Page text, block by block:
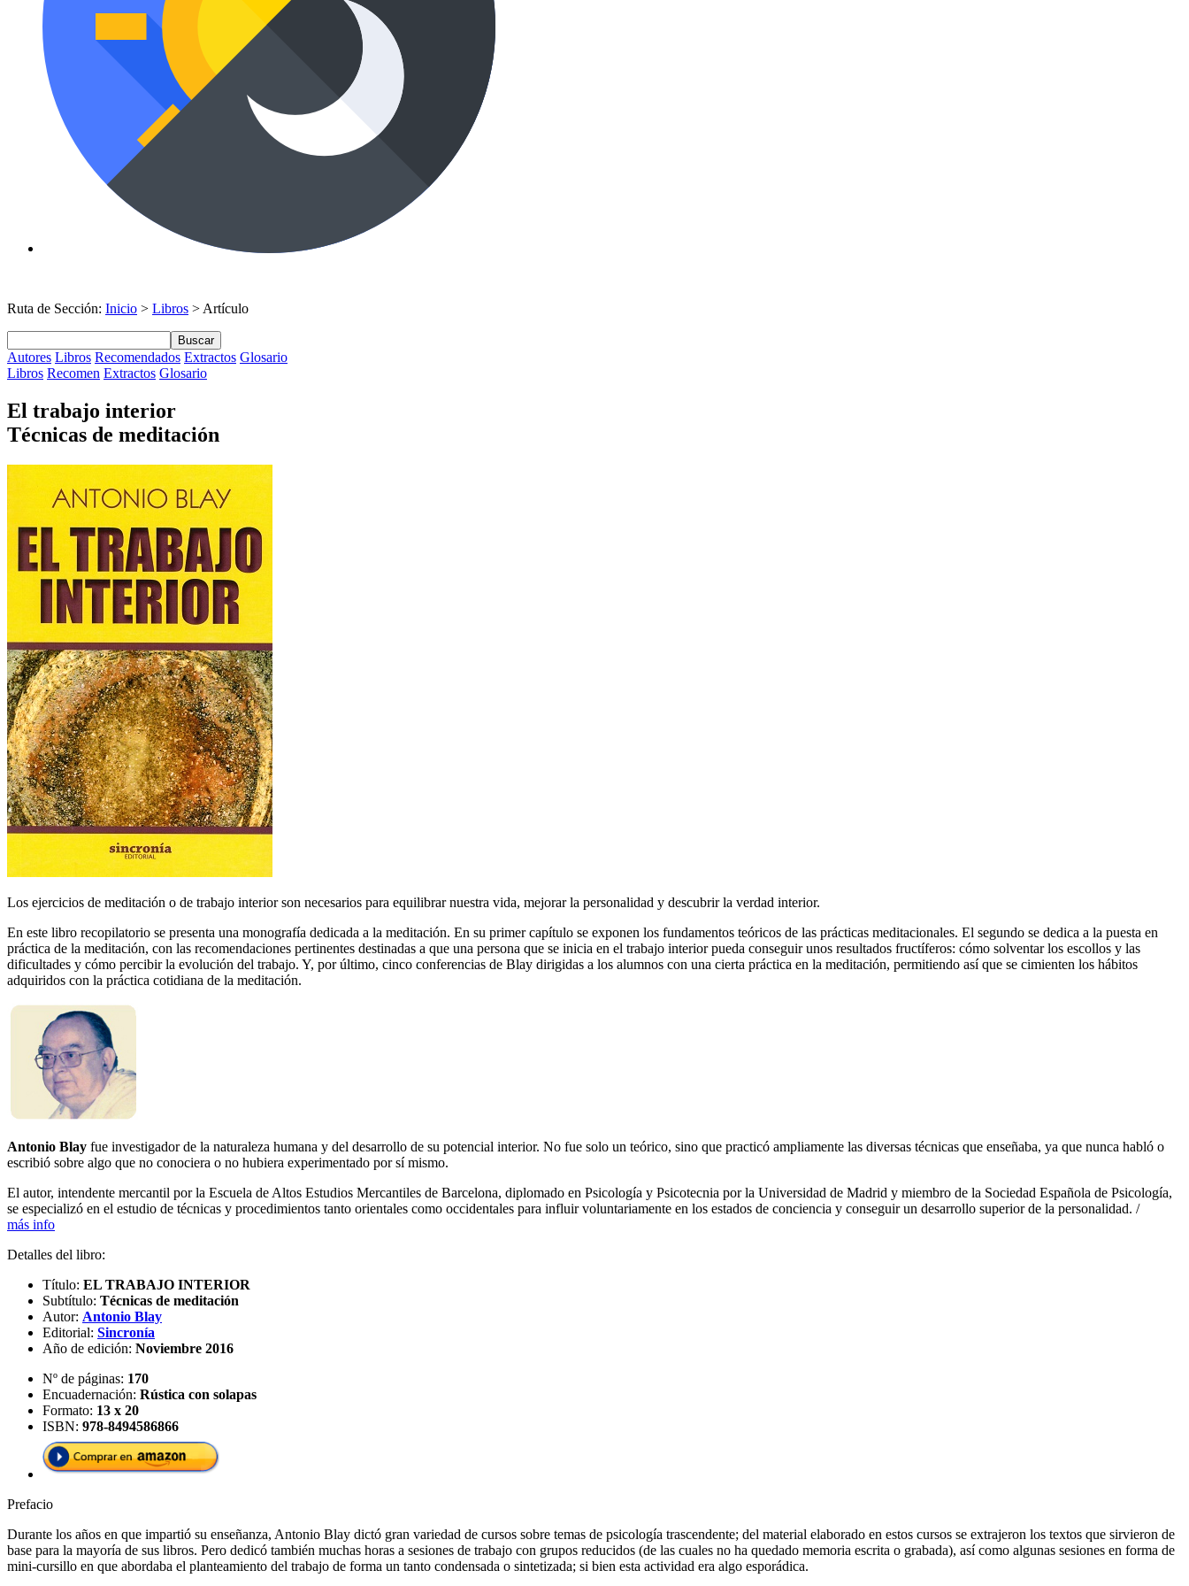
Ruta de Sección: Inicio > Libros > Artículo
Buscar
Autores Libros Recomendados Extractos Glosario
Libros Recomen Extractos Glosario
El trabajo interior
Técnicas de meditación
Los ejercicios de meditación o de trabajo interior son necesarios para equilibrar nuestra vida, mejorar la personalidad y descubrir la verdad interior.
En este libro recopilatorio se presenta una monografía dedicada a la meditación. En su primer capítulo se exponen los fundamentos teóricos de las prácticas meditacionales. El segundo se dedica a la puesta en
práctica de la meditación, con las recomendaciones pertinentes destinadas a que una persona que se inicia en el trabajo interior pueda conseguir unos resultados fructíferos: cómo solventar los escollos y las
dificultades y cómo percibir la evolución del trabajo. Y, por último, cinco conferencias de Blay dirigidas a los alumnos con una cierta práctica en la meditación, permitiendo así que se cimienten los hábitos
adquiridos con la práctica cotidiana de la meditación.
Antonio Blay fue investigador de la naturaleza humana y del desarrollo de su potencial interior. No fue solo un teórico, sino que practicó ampliamente las diversas técnicas que enseñaba, ya que nunca habló o
escribió sobre algo que no conociera o no hubiera experimentado por sí mismo.
El autor, intendente mercantil por la Escuela de Altos Estudios Mercantiles de Barcelona, diplomado en Psicología y Psicotecnia por la Universidad de Madrid y miembro de la Sociedad Española de Psicología,
se especializó en el estudio de técnicas y procedimientos tanto orientales como occidentales para influir voluntariamente en los estados de conciencia y conseguir un desarrollo superior de la personalidad. /
más info
Detalles del libro:
Título: EL TRABAJO INTERIOR
Subtítulo: Técnicas de meditación
Autor: Antonio Blay
Editorial: Sincronía
Año de edición: Noviembre 2016
Nº de páginas: 170
Encuadernación: Rústica con solapas
Formato: 13 x 20
ISBN: 978-8494586866
Prefacio
Durante los años en que impartió su enseñanza, Antonio Blay dictó gran variedad de cursos sobre temas de psicología trascendente; del material elaborado en estos cursos se extrajeron los textos que sirvieron de
base para la mayoría de sus libros. Pero dedicó también muchas horas a sesiones de trabajo con grupos reducidos (de las cuales no ha quedado memoria escrita o grabada), así como algunas sesiones en forma de
mini-cursillo en que abordaba el planteamiento del trabajo de forma un tanto condensada o sintetizada; si bien esta actividad era algo esporádica.